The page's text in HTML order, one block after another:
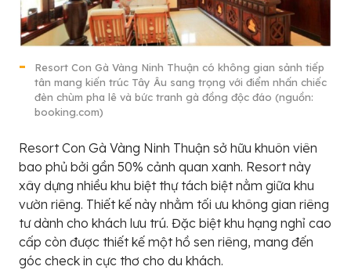
Resort Con Gà Vàng Ninh Thuận có không gian sảnh tiếp
tân mang kiến trúc Tây Âu sang trọng với điểm nhấn chiếc
đèn chùm pha lê và bức tranh gà đồng độc đáo (nguồn:
booking.com)
Resort Con Gà Vàng Ninh Thuận sở hữu khuôn viên
bao phủ bởi gần 50% cảnh quan xanh. Resort này
xây dựng nhiều khu biệt thự tách biệt nằm giữa khu
vườn riêng. Thiết kế này nhằm tối ưu không gian riêng
tư dành cho khách lưu trú. Đặc biệt khu hạng nghỉ cao
cấp còn được thiết kế một hồ sen riêng, mang đến
góc check in cực thơ cho du khách.